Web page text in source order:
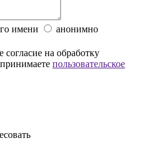
имени анонимно
на обработку
пользовательское